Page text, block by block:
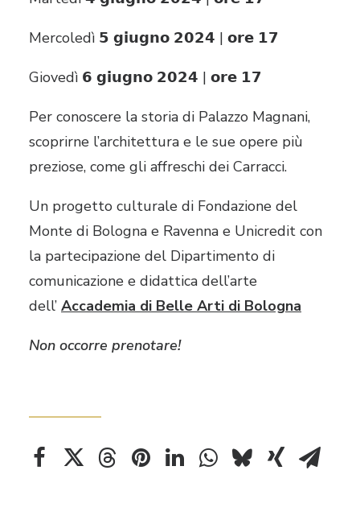
Mercoledì 𝟱 𝗴𝗶𝘂𝗴𝗻𝗼 𝟮𝟬𝟮𝟰 | 𝗼𝗿𝗲 𝟭𝟳
Giovedì 𝟲 𝗴𝗶𝘂𝗴𝗻𝗼 𝟮𝟬𝟮𝟰 | 𝗼𝗿𝗲 𝟭𝟳
Per conoscere la storia di Palazzo Magnani,
scoprirne l’architettura e le sue opere più
preziose, come gli affreschi dei Carracci.
Un progetto culturale di Fondazione del
Monte di Bologna e Ravenna e Unicredit con
la partecipazione del Dipartimento di
comunicazione e didattica dell’arte
dell’ Accademia di Belle Arti di Bologna
Non occorre prenotare!